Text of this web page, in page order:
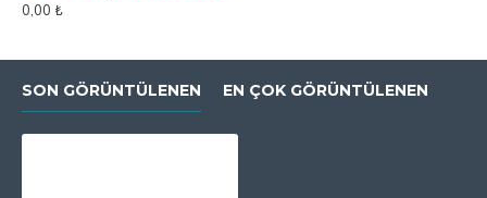
0,00 ₺
SON GÖRÜNTÜLENEN EN ÇOK GÖRÜNTÜLENEN